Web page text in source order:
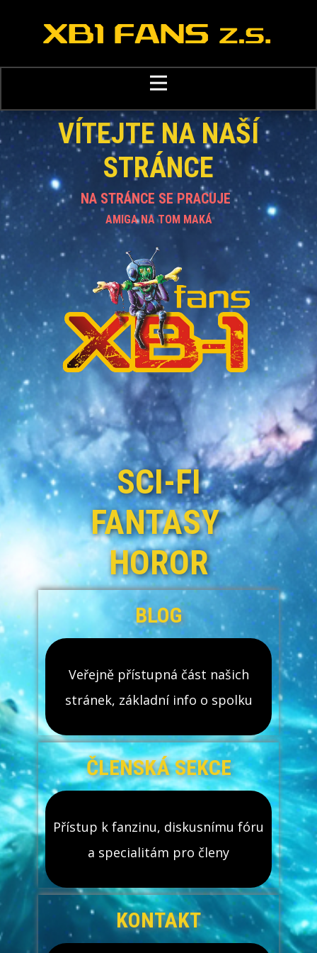
VÍTEJTE NA NAŠÍ
STRÁNCE
NA STRÁNCE SE PRACUJE
AMIGA NA TOM MAKÁ
SCI-FI
FANTASY
HOROR
BLOG
Veřejně přístupná část​ našich
stránek, základní info o spolku
ČLENSKÁ SEKCE
Přístup k fanzinu, diskusnímu fóru
a specialitám pro členy
KONTAKT